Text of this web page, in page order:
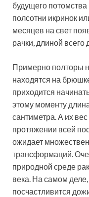
будущего потомства
полсотни икринок
месяцев на свет
рачки, длиной
Примерно полторы
находятся на
приходится
этому моменту
сантиметра. А их
протяжении всей
ожидает
трансформаций.
природной среде
века. На самом
посчастливится